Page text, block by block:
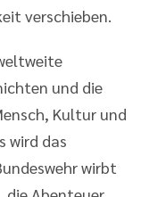
verschieben.
und die
Kultur und
wird das
wirbt